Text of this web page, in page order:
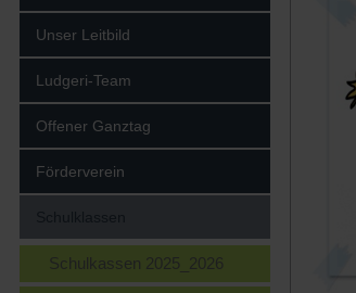
Unser Leitbild
Ludgeri-Team
Offener Ganztag
Förderverein
Schulkassen 2025_2026